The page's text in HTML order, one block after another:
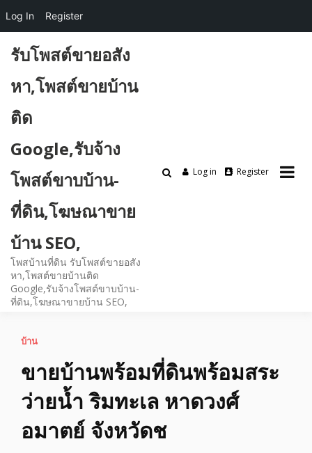
content
รับโพสต์ขายอสัง
หา,โพสต์ขายบ้าน
ติด
Google,รับจ้าง
โพสต์ขาบบ้าน-
ที่ดิน,โฆษณาขาย
บ้าน SEO,
โพสบ้านที่ดิน รับโพสต์ขายอสัง
หา,โพสต์ขายบ้านติด
Google,รับจ้างโพสต์ขาบบ้าน-
ที่ดิน,โฆษณาขายบ้าน SEO,
Log in Register
บ้าน
ขายบ้านพร้อมที่ดินพร้อมสระ
ว่ายน้ำ ริมทะเล หาดวงศ์
อมาตย์ จังหวัดช
Log In Register